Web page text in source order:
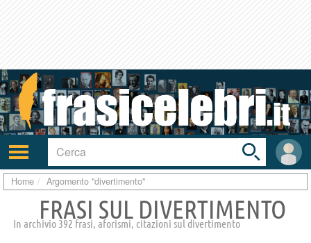
Attiva/disattiva
navigazione
User
area
Toggle
search
bar
Home Argomento "divertimento"
FRASI SUL DIVERTIMENTO
In archivio 392 frasi, aforismi, citazioni sul divertimento